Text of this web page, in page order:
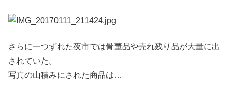
さらに一つずれた夜市では骨董品や売れ残り品が大量に出
されていた。
写真の山積みにされた商品は…